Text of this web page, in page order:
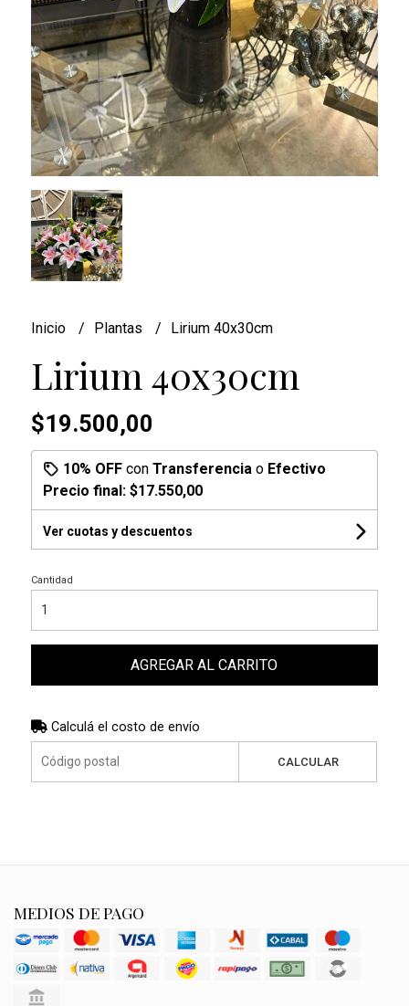
Inicio Plantas Lirium 40x30cm
Lirium 40x30cm
$19.500,00
10% OFFcon Transferencia o Efectivo
Precio final: $17.550,00
Ver cuotas y descuentos
Cantidad
AGREGAR AL CARRITO
Calculá el costo de envío
CALCULAR
MEDIOS DE PAGO